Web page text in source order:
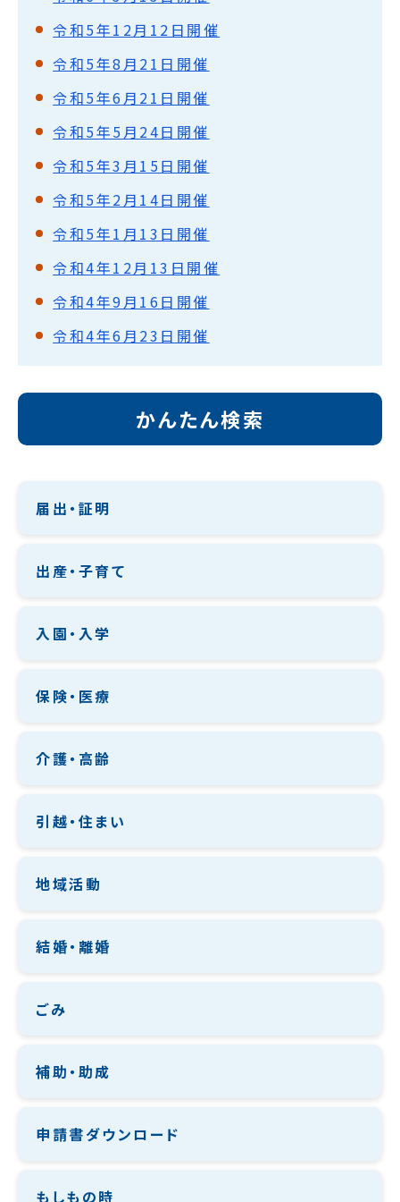
令和5年12月12日開催
令和5年8月21日開催
令和5年6月21日開催
令和5年5月24日開催
令和5年3月15日開催
令和5年2月14日開催
令和5年1月13日開催
令和4年12月13日開催
令和4年9月16日開催
令和4年6月23日開催
かんたん検索
届出・証明
出産・子育て
入園・入学
保険・医療
介護・高齢
引越・住まい
地域活動
結婚・離婚
ごみ
補助・助成
申請書ダウンロード
もしもの時